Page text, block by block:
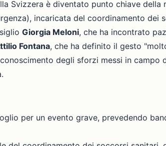
Svizzera è diventato punto chiave della
incaricata del coordinamento dei
Giorgia Meloni, che ha incontrato
Fontana, che ha definito il gesto
degli sforzi messi in campo
per un evento grave, prevedendo